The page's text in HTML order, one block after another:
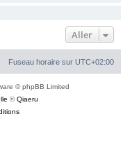
Aller
Fuseau horaire sur UTC+02:00
© phpBB Limited
©Qiaeru